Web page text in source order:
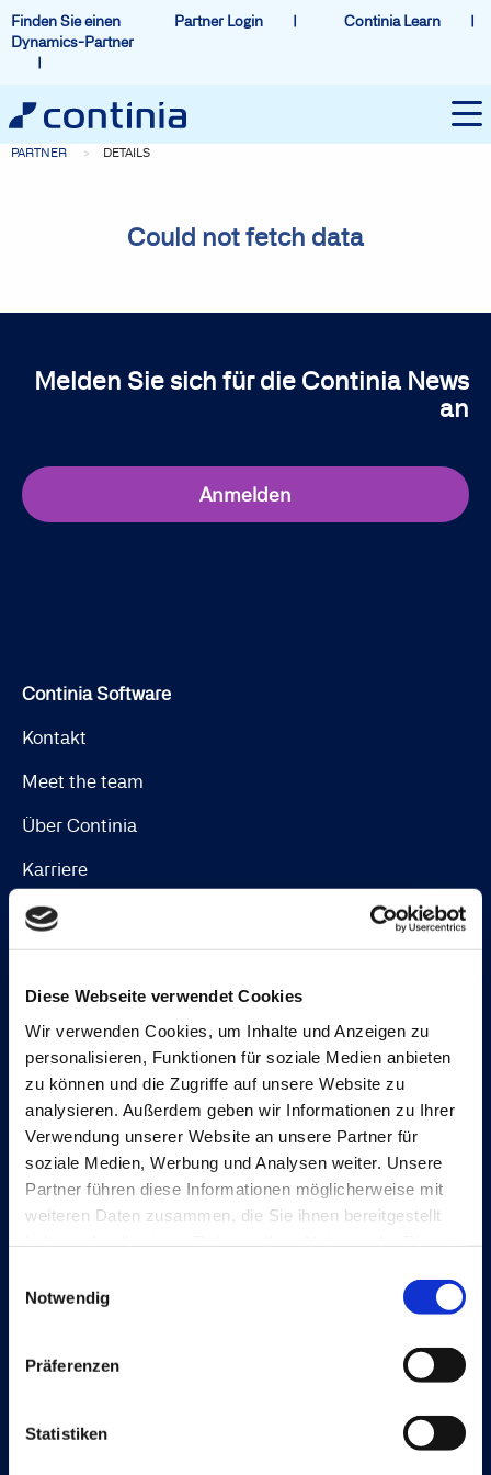
Diese Webseite verwendet Cookies
Wir verwenden Cookies, um Inhalte und Anzeigen zu
personalisieren, Funktionen für soziale Medien anbieten
zu können und die Zugriffe auf unsere Website zu
analysieren. Außerdem geben wir Informationen zu Ihrer
Verwendung unserer Website an unsere Partner für
soziale Medien, Werbung und Analysen weiter. Unsere
Partner führen diese Informationen möglicherweise mit
weiteren Daten zusammen, die Sie ihnen bereitgestellt
Notwendig
Präferenzen
Statistiken
Finden Sie einen
Dynamics-Partner
Partner Login Continia Learn
PARTNER DETAILS
Could not fetch data
Melden Sie sich für die Continia News
an
Anmelden
Continia Software
Kontakt
Meet the team
Über Continia
Karriere
Finden Sie einen Dynamics-Partner
Lösungen
Document Capture
Document Output
Expense Management
Continia Finance
Continia Banking
OPplus
Rechtliche Hinweise